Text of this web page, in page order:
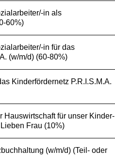
in als
60%)
in für das
(w/m/d) (60-80%)
Kinderfördernetz P.R.I.S.M.A.
Hauswirtschaft für unser Kinder-
Frau (10%)
(w/m/d) (Teil- oder